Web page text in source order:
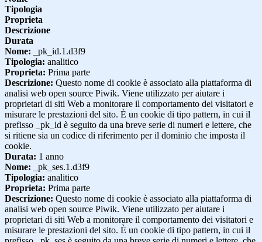
Tipologia
Proprieta
Descrizione
Durata
Nome: _pk_id.1.d3f9
Tipologia: analitico
Proprieta: Prima parte
Descrizione: Questo nome di cookie è associato alla piattaforma di
analisi web open source Piwik. Viene utilizzato per aiutare i
proprietari di siti Web a monitorare il comportamento dei visitatori e
misurare le prestazioni del sito. È un cookie di tipo pattern, in cui il
prefisso _pk_id è seguito da una breve serie di numeri e lettere, che
si ritiene sia un codice di riferimento per il dominio che imposta il
cookie.
Durata: 1 anno
Nome: _pk_ses.1.d3f9
Tipologia: analitico
Proprieta: Prima parte
Descrizione: Questo nome di cookie è associato alla piattaforma di
analisi web open source Piwik. Viene utilizzato per aiutare i
proprietari di siti Web a monitorare il comportamento dei visitatori e
misurare le prestazioni del sito. È un cookie di tipo pattern, in cui il